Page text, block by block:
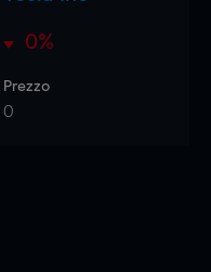
0%
Prezzo
0